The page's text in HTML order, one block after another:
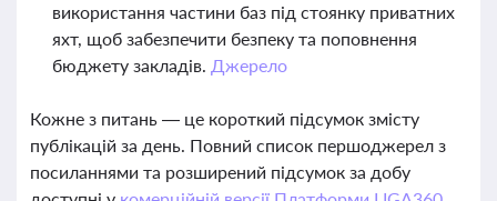
використання частини баз під стоянку приватних
яхт, щоб забезпечити безпеку та поповнення
бюджету закладів. Джерело
Кожне з питань — це короткий підсумок змісту
публікацій за день. Повний список першоджерел з
посиланнями та розширений підсумок за добу